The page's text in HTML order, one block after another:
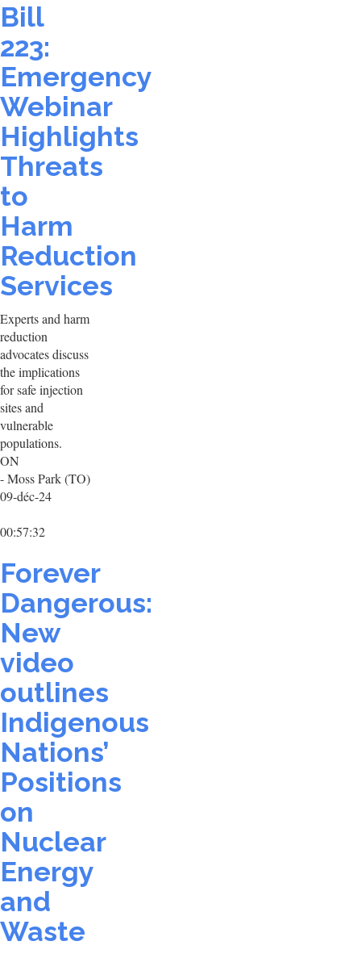
Bill
223:
Emergency
Webinar
Highlights
Threats
to
Harm
Reduction
Services
Experts and harm
reduction
advocates discuss
the implications
for safe injection
sites and
vulnerable
populations.
ON
- Moss Park (TO)
09-déc-24
00:57:32
Forever
Dangerous:
New
video
outlines
Indigenous
Nations’
Positions
on
Nuclear
Energy
and
Waste